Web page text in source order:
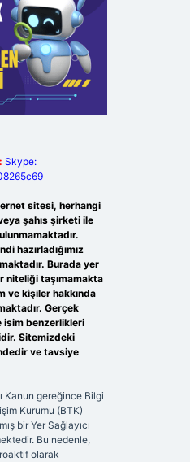
Skype:
sitesi, herhangi
şahıs şirketi ile
hazırladığımız
Burada yer
niteliği taşımamakta
ve kişiler hakkında
Gerçek
isim benzerlikleri
Sitemizdeki
ve tavsiye
Kanun gereğince Bilgi
Kurumu (BTK)
bir Yer Sağlayıcı
Bu nedenle,
olarak